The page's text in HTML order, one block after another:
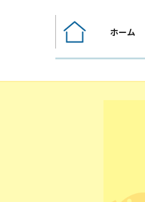
へ
ホーム